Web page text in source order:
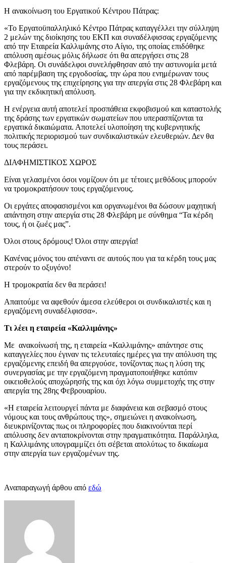
Η ανακοίνωση του Εργατικού Κέντρου Πάτρας:
«Το Εργατοϋπαλληλικό Κέντρο Πάτρας καταγγέλλει την σύλληψη
2 μελών της διοίκησης του ΕΚΠ και συναδέλφισσας εργαζόμενης
από την Εταιρεία Καλλιμάνης στο Αίγιο, της οποίας επιδόθηκε
απόλυση αμέσως μόλις δήλωσε ότι θα απεργήσει στις 28
Φλεβάρη. Οι συνάδελφοι συνελήφθησαν από την αστυνομία μετά
από παρέμβαση της εργοδοσίας, την ώρα που ενημέρωναν τους
εργαζόμενους της επιχείρησης για την απεργία στις 28 Φλεβάρη και
για την εκδικητική απόλυση.
Η ενέργεια αυτή αποτελεί προσπάθεια εκφοβισμού και καταστολής
της δράσης των εργατικών σωματείων που υπερασπίζονται τα
εργατικά δικαιώματα. Αποτελεί υλοποίηση της κυβερνητικής
πολιτικής περιορισμού των συνδικαλιστικών ελευθεριών. Δεν θα
τους περάσει.
ΔΙΑΦΗΜΙΣΤΙΚΟΣ ΧΩΡΟΣ
Είναι γελασμένοι όσοι νομίζουν ότι με τέτοιες μεθόδους μπορούν
να τρομοκρατήσουν τους εργαζόμενους.
Οι εργάτες αποφασισμένοι και οργανωμένοι θα δώσουν μαχητική
απάντηση στην απεργία στις 28 Φλεβάρη με σύνθημα “Τα κέρδη
τους, ή οι ζωές μας”.
Όλοι στους δρόμους! Όλοι στην απεργία!
Κανένας μόνος του απέναντι σε αυτούς που για τα κέρδη τους μας
στερούν το οξυγόνο!
Η τρομοκρατία δεν θα περάσει!
Απαιτούμε να αφεθούν άμεσα ελεύθεροι οι συνδικαλιστές και η
εργαζόμενη συναδέλφισσα».
Τι λέει η εταιρεία «Καλλιμάνης»
Με ανακοίνωσή της, η εταιρεία «Καλλιμάνης» απάντησε στις
καταγγελίες που έγιναν τις τελευταίες ημέρες για την απόλυση της
εργαζόμενης επειδή θα απεργούσε, τονίζοντας πως η λύση της
συνεργασίας με την εργαζόμενη πραγματοποιήθηκε κατόπιν
οικειοθελούς αποχώρησής της και όχι λόγω συμμετοχής της στην
απεργία της 28ης Φεβρουαρίου.
«Η εταιρεία λειτουργεί πάντα με διαφάνεια και σεβασμό στους
νόμους και τους ανθρώπους της», σημειώνει η ανακοίνωση,
διευκρινίζοντας πως οι πληροφορίες που διακινούνται περί
απόλυσης δεν ανταποκρίνονται στην πραγματικότητα. Παράλληλα,
η Καλλιμάνης υπογραμμίζει ότι σέβεται απολύτως το δικαίωμα
στην απεργία των εργαζομένων της.
Αναπαραγωγή άρθου από εδώ